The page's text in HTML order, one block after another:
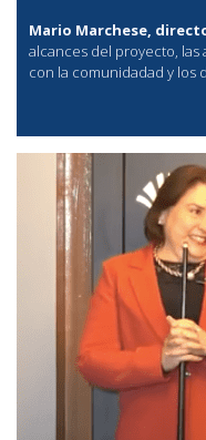
Mario Marchese,
alcances del proyecto,
con la comunidadad y los